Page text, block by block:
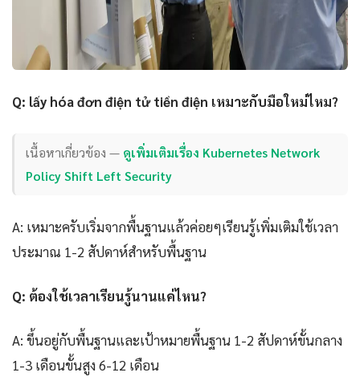
Q: lấy hóa đơn điện tử tiền điện เหมาะกับมือใหม่ไหม?
เนื้อหาเกี่ยวข้อง — ดูเพิ่มเติมเรื่อง Kubernetes Network
Policy Shift Left Security
A: เหมาะครับเริ่มจากพื้นฐานแล้วค่อยๆเรียนรู้เพิ่มเติมใช้เวลา
ประมาณ 1-2 สัปดาห์สำหรับพื้นฐาน
Q: ต้องใช้เวลาเรียนรู้นานแค่ไหน?
A: ขึ้นอยู่กับพื้นฐานและเป้าหมายพื้นฐาน 1-2 สัปดาห์ขั้นกลาง
1-3 เดือนขั้นสูง 6-12 เดือน